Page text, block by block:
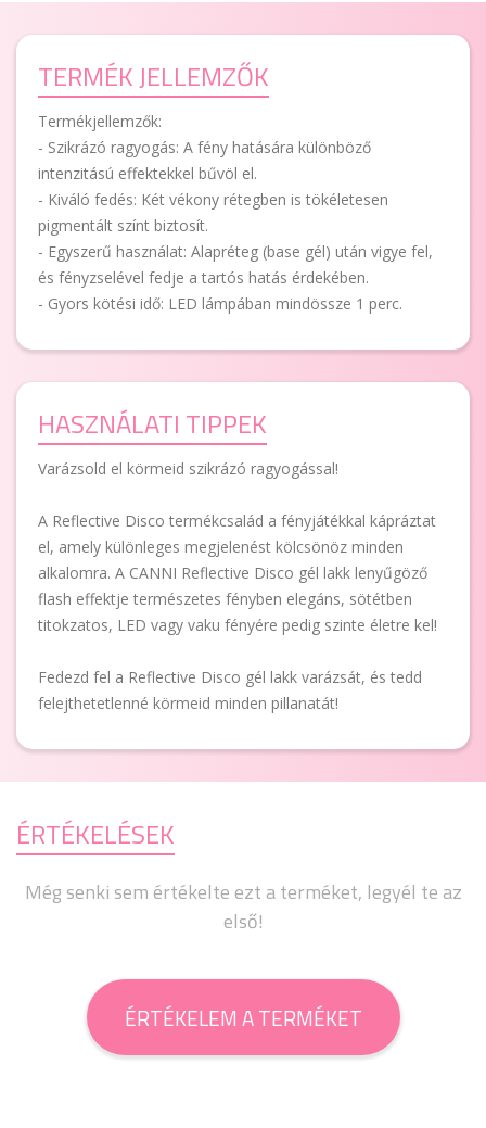
TERMÉK JELLEMZŐK
Termékjellemzők:
- Szikrázó ragyogás: A fény hatására különböző
intenzitású effektekkel bűvöl el.
- Kiváló fedés: Két vékony rétegben is tökéletesen
pigmentált színt biztosít.
- Egyszerű használat: Alapréteg (base gél) után vigye fel,
és fényzselével fedje a tartós hatás érdekében.
- Gyors kötési idő: LED lámpában mindössze 1 perc.
HASZNÁLATI TIPPEK
Varázsold el körmeid szikrázó ragyogással!
A Reflective Disco termékcsalád a fényjátékkal kápráztat
el, amely különleges megjelenést kölcsönöz minden
alkalomra. A CANNI Reflective Disco gél lakk lenyűgöző
flash effektje természetes fényben elegáns, sötétben
titokzatos, LED vagy vaku fényére pedig szinte életre kel!
Fedezd fel a Reflective Disco gél lakk varázsát, és tedd
felejthetetlenné körmeid minden pillanatát!
ÉRTÉKELÉSEK
Még senki sem értékelte ezt a terméket, legyél te az
első!
ÉRTÉKELEM A TERMÉKET